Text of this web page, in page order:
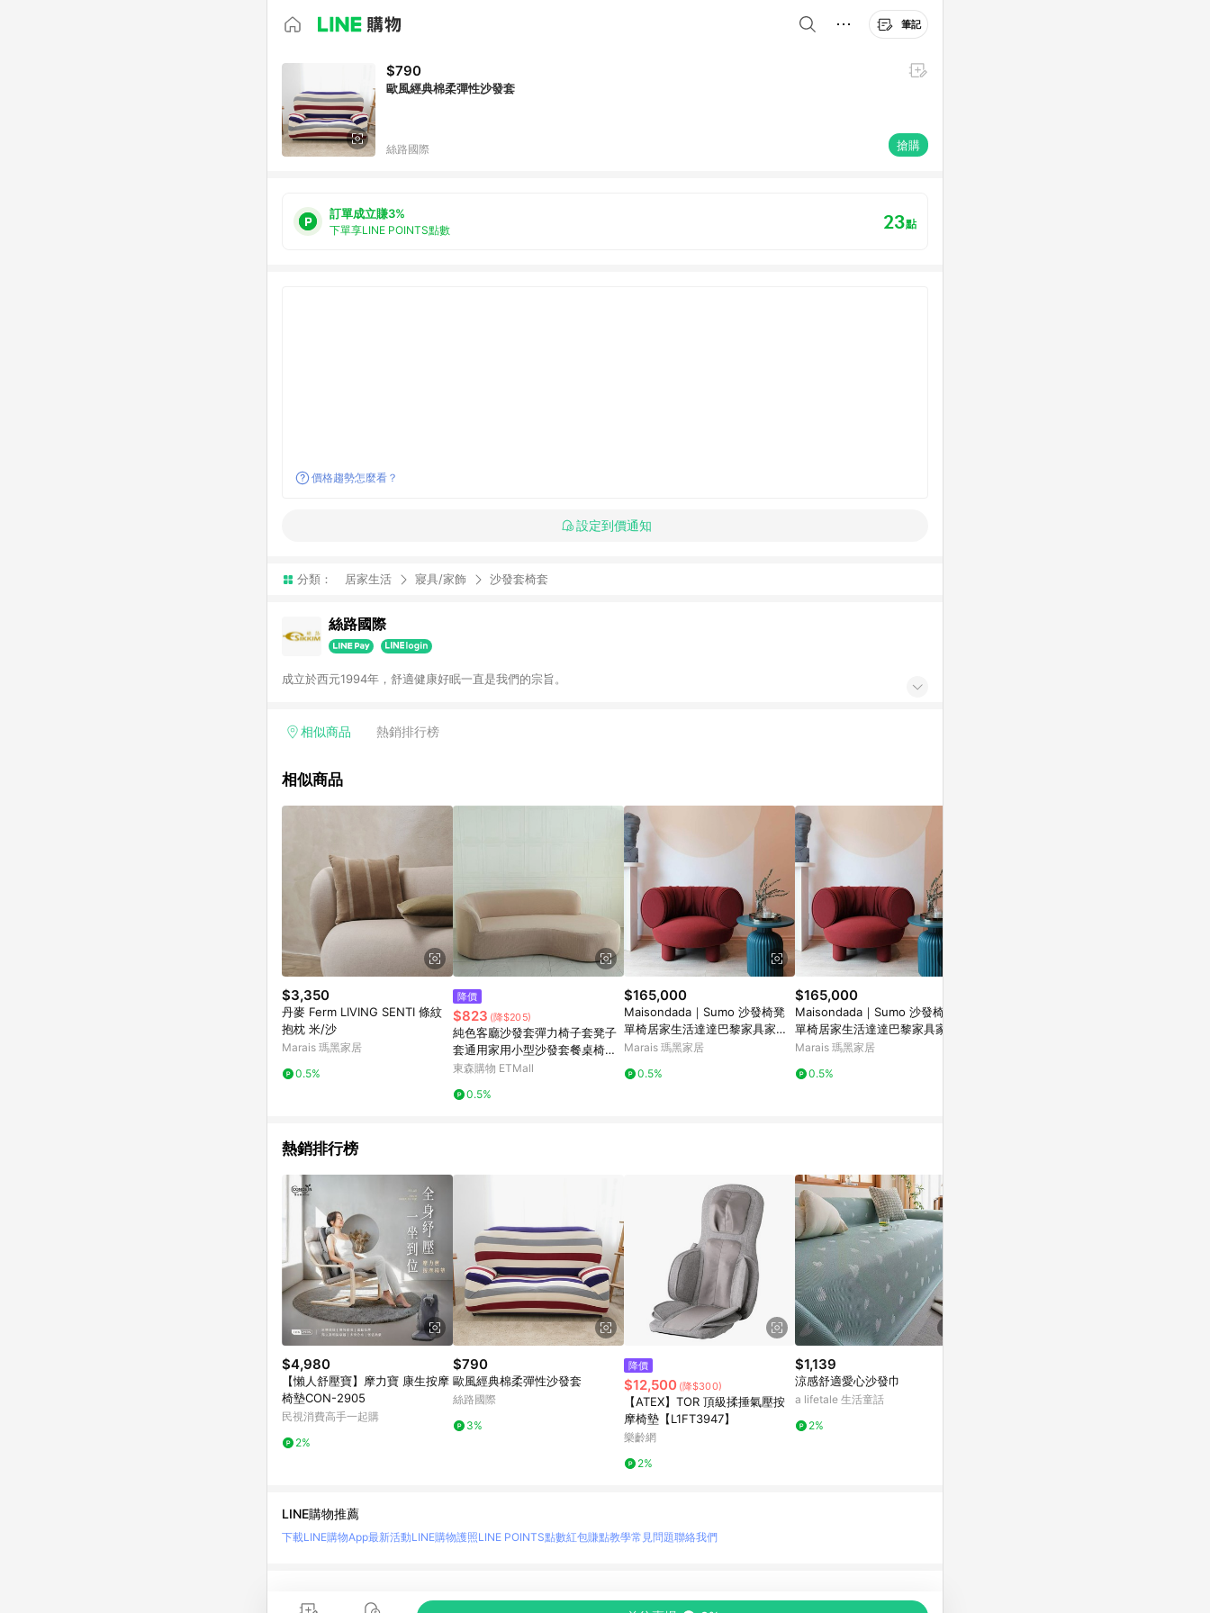
筆記
$790
歐風經典棉柔彈性沙發套
絲路國際 搶購
訂單成立賺3%
下單享LINE POINTS點數 23點
價格趨勢怎麼看？
設定到價通知
分類： 居家生活 寢具/家飾 沙發套椅套
絲路國際
成立於西元1994年，舒適健康好眠一直是我們的宗旨。
相似商品 熱銷排行榜
相似商品
$3,350
丹麥 Ferm LIVING SENTI 條紋
抱枕 米/沙
Marais 瑪黑家居
0.5%
降價
$823 (降$205)
純色客廳沙發套彈力椅子套凳子
套通用家用小型沙發套餐桌椅套
座套
東森購物 ETMall
0.5%
$165,000
Maisondada｜Sumo 沙發椅凳
單椅居家生活達達巴黎家具家飾
- 淺灰
Marais 瑪黑家居
0.5%
$165,000
Maisondada｜Sumo 沙發椅凳
單椅居家生活達達巴黎家具家飾
- 薑黃
Marais 瑪黑家居
0.5%
熱銷排行榜
$4,980
【懶人舒壓寶】摩力寶 康生按摩
椅墊CON-2905
民視消費高手一起購
2%
$790
歐風經典棉柔彈性沙發套
絲路國際
3%
降價
$12,500 (降$300)
【ATEX】TOR 頂級揉捶氣壓按
摩椅墊【L1FT3947】
樂齡網
2%
$1,139
涼感舒適愛心沙發巾
a lifetale 生活童話
2%
LINE購物推薦
下載LINE購物App最新活動LINE購物護照LINE POINTS點數紅包賺點教學常見問題聯絡我們
LINE 購物是匯集購物情報與商品資訊的整合性平台，並依購物情報中的趨勢與風格做合作網路商家的延伸商品推薦，商品資料更新會有